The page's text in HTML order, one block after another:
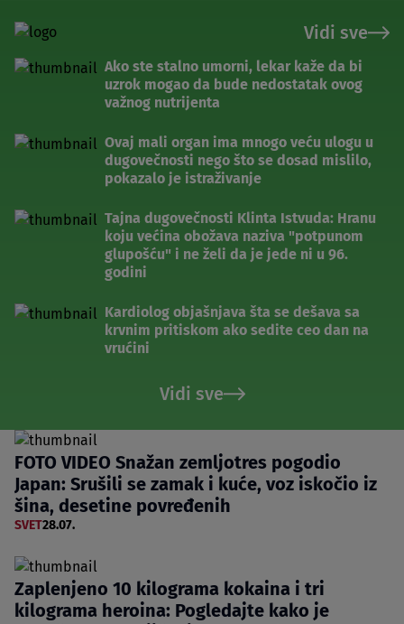
Vidi sve
Ako ste stalno umorni, lekar kaže da bi
uzrok mogao da bude nedostatak ovog
važnog nutrijenta
Ovaj mali organ ima mnogo veću ulogu u
dugovečnosti nego što se dosad mislilo,
pokazalo je istraživanje
Tajna dugovečnosti Klinta Istvuda: Hranu
koju većina obožava naziva "potpunom
glupošću" i ne želi da je jede ni u 96.
godini
Kardiolog objašnjava šta se dešava sa
krvnim pritiskom ako sedite ceo dan na
vrućini
Vidi sve
FOTO VIDEO Snažan zemljotres pogodio
Japan: Srušili se zamak i kuće, voz iskočio iz
šina, desetine povređenih
SVET28.07.
Zaplenjeno 10 kilograma kokaina i tri
kilograma heroina: Pogledajte kako je